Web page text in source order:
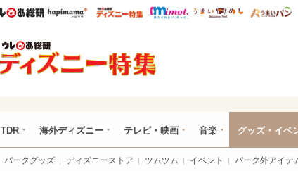
ウレぴあ総研ハピママ* ウレぴあ総研 ディズニー特集
mimot. うまいめし
TDR 海外ディズニー テレビ・映画 音楽 グッズ・イベ
パークグッズ ディズニーストア ツムツム イベント パーク外アイテ